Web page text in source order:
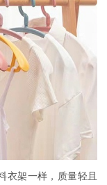
衣架一样，质量轻且